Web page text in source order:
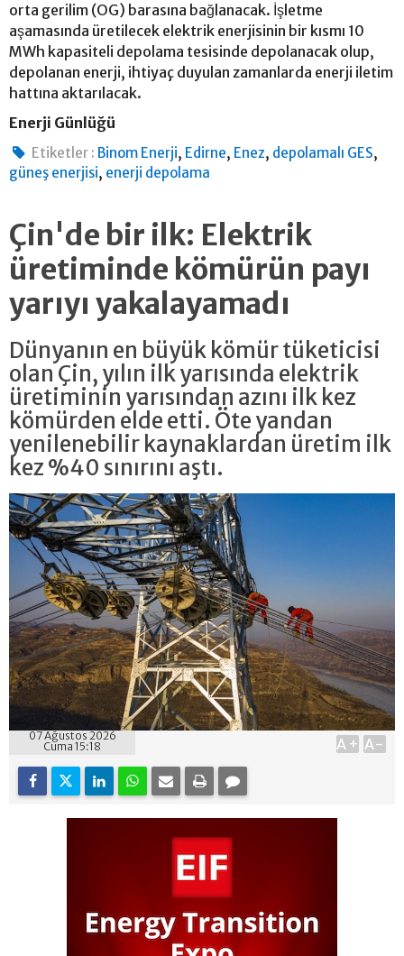
orta gerilim (OG) barasına bağlanacak. İşletme
aşamasında üretilecek elektrik enerjisinin bir kısmı 10
MWh kapasiteli depolama tesisinde depolanacak olup,
depolanan enerji, ihtiyaç duyulan zamanlarda enerji iletim
hattına aktarılacak.
Enerji Günlüğü
Etiketler : Binom Enerji, Edirne, Enez, depolamalı GES,
güneş enerjisi, enerji depolama
Çin'de bir ilk: Elektrik
üretiminde kömürün payı
yarıyı yakalayamadı
Dünyanın en büyük kömür tüketicisi
olan Çin, yılın ilk yarısında elektrik
üretiminin yarısından azını ilk kez
kömürden elde etti. Öte yandan
yenilenebilir kaynaklardan üretim ilk
kez %40 sınırını aştı.
07 Ağustos 2026
Cuma 15:18
A+ A-